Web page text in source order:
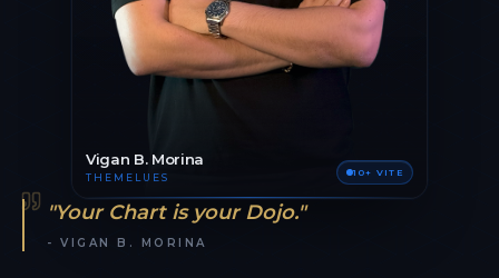
Vigan B. Morina
THEMELUES 10+ VITE
"Your Chart is your Dojo."
- VIGAN B. MORINA